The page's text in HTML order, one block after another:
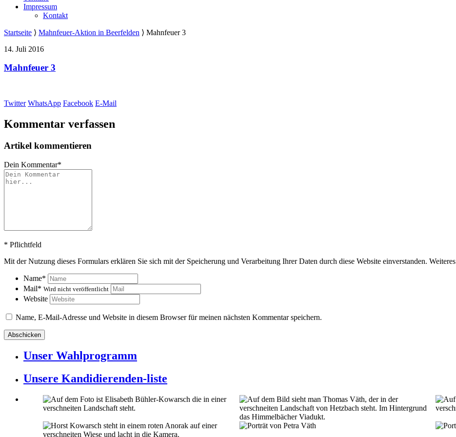
Impressum
Kontakt
Startseite ⟩ Mahnfeuer-Aktion in Beerfelden ⟩ Mahnfeuer 3
14. Juli 2016
Mahnfeuer 3
Twitter WhatsApp Facebook E-Mail
Kommentar verfassen
Artikel kommentieren
Dein Kommentar*
* Pflichtfeld
Mit der Nutzung dieses Formulars erklären Sie sich mit der Speicherung und Verarbeitung Ihrer Daten durch diese Website einverstanden.
Name*
Mail* Wird nicht veröffentlicht
Website
Name, E-Mail-Adresse und Website in diesem Browser für meinen nächsten Kommentar speichern.
Unser Wahlprogramm
Unsere Kandidierenden-liste